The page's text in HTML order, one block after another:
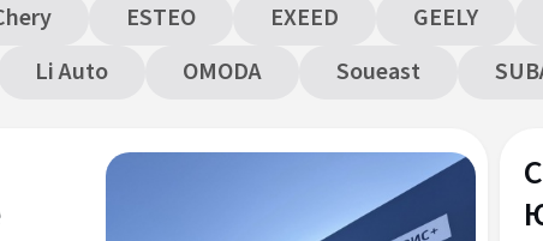
ESTEO EXEED GEELY
Li Auto OMODA Soueast